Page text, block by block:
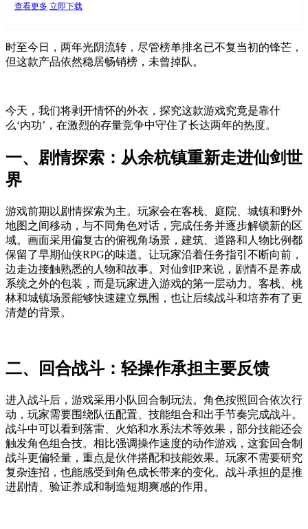
查看更多 立即下载
时至今日，两年光阴流转，尽管榜单排名已不复当初的锋芒，
但这款产品依然稳居畅销榜，未曾掉队。
今天，我们将剥开情怀的外衣，探究这款游戏究竟是靠什
么‘内功’，在激烈的存量竞争中守住了长达两年的热度。
一、剧情探索：从余杭镇重新走进仙剑世
界
游戏前期以剧情探索为主。玩家会在客栈、庭院、城镇和野外
地图之间移动，与不同角色对话，完成任务并逐步解锁新的区
域。画面采用偏复古的俯视角场景，建筑、道路和人物比例都
保留了早期仙侠RPG的味道。让玩家沿着任务指引不断向前，
边走边接触熟悉的人物和故事。对仙剑IP来说，剧情不是养成
系统之外的包装，而是玩家进入游戏的第一层动力。客栈、桃
林和城镇场景能够快速建立氛围，也让后续战斗和培养有了更
清楚的背景。
二、回合战斗：轻操作承担主要反馈
进入战斗后，游戏采用小队回合制玩法。角色按照回合依次行
动，玩家需要围绕队伍配置、技能组合和出手节奏完成战斗。
战斗中可以看到落雷、火焰和水系法术等效果，部分技能还会
触发角色组合技。相比强调操作速度的动作游戏，这套回合制
战斗更偏轻量，重点是伙伴搭配和技能效果。玩家不需要研究
复杂连招，也能感受到角色成长带来的变化。战斗承担的是推
进剧情、验证养成和制造短期爽感的作用。